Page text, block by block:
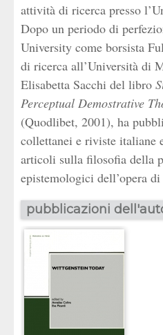
attività di ricerca presso
Dopo un periodo di
University come borsista
di ricerca all’Università di
Elisabetta Sacchi del libro
Perceptual Demostrative
(Quodlibet, 2001), ha
collettanei e riviste italiane
articoli sulla filosofia della
epistemologici dell’opera
pubblicazioni